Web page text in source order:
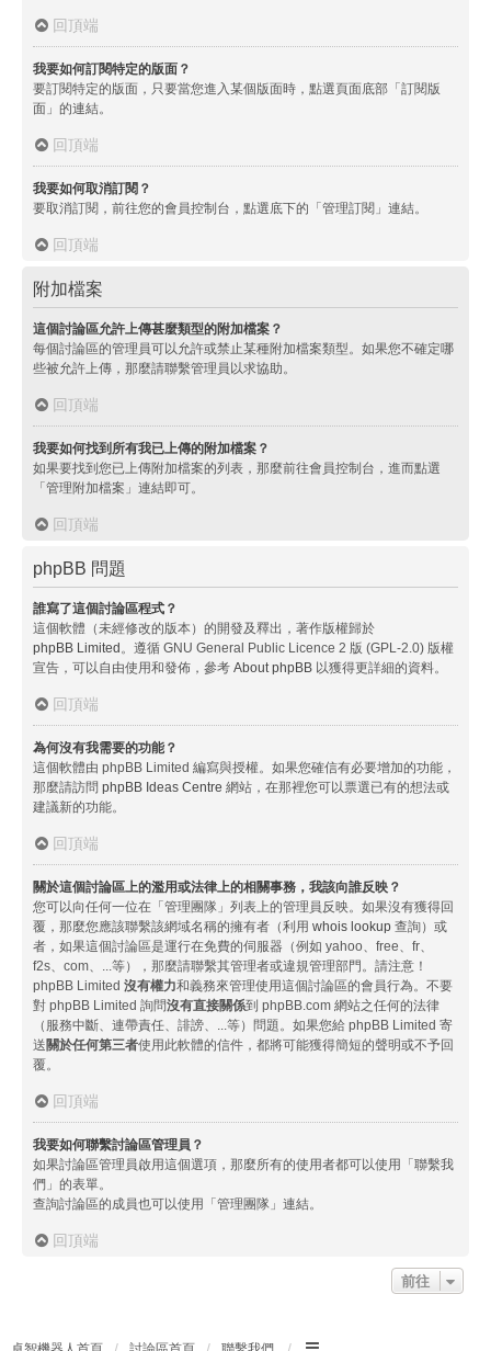
回頂端
我要如何訂閱特定的版面？
要訂閱特定的版面，只要當您進入某個版面時，點選頁面底部「訂閱版
面」的連結。
回頂端
我要如何取消訂閱？
要取消訂閱，前往您的會員控制台，點選底下的「管理訂閱」連結。
回頂端
附加檔案
這個討論區允許上傳甚麼類型的附加檔案？
每個討論區的管理員可以允許或禁止某種附加檔案類型。如果您不確定哪
些被允許上傳，那麼請聯繫管理員以求協助。
回頂端
我要如何找到所有我已上傳的附加檔案？
如果要找到您已上傳附加檔案的列表，那麼前往會員控制台，進而點選
「管理附加檔案」連結即可。
回頂端
phpBB 問題
誰寫了這個討論區程式？
這個軟體（未經修改的版本）的開發及釋出，著作版權歸於
phpBB Limited。遵循 GNU General Public Licence 2 版 (GPL-2.0) 版權
宣告，可以自由使用和發佈，參考 About phpBB 以獲得更詳細的資料。
回頂端
為何沒有我需要的功能？
這個軟體由 phpBB Limited 編寫與授權。如果您確信有必要增加的功能，
那麼請訪問 phpBB Ideas Centre 網站，在那裡您可以票選已有的想法或
建議新的功能。
回頂端
關於這個討論區上的濫用或法律上的相關事務，我該向誰反映？
您可以向任何一位在「管理團隊」列表上的管理員反映。如果沒有獲得回
覆，那麼您應該聯繫該網域名稱的擁有者（利用 whois lookup 查詢）或
者，如果這個討論區是運行在免費的伺服器（例如 yahoo、free、fr、
f2s、com、...等），那麼請聯繫其管理者或違規管理部門。請注意！
phpBB Limited 沒有權力和義務來管理使用這個討論區的會員行為。不要
對 phpBB Limited 詢問沒有直接關係到 phpBB.com 網站之任何的法律
（服務中斷、連帶責任、誹謗、...等）問題。如果您給 phpBB Limited 寄
送關於任何第三者使用此軟體的信件，都將可能獲得簡短的聲明或不予回
覆。
回頂端
我要如何聯繫討論區管理員？
如果討論區管理員啟用這個選項，那麼所有的使用者都可以使用「聯繫我
們」的表單。
查詢討論區的成員也可以使用「管理團隊」連結。
回頂端
前往